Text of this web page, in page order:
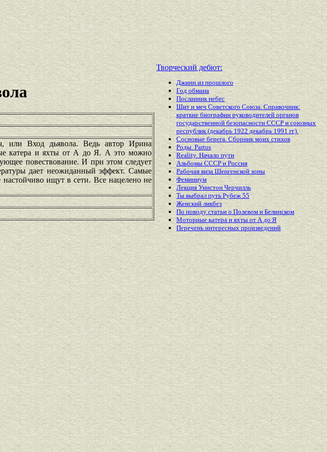
или Вход дьявола. Ведь автор Ирина
катера и яхты от А до Я. А это можно
повествование. И при этом следует
дает неожиданный эффект. Самые
настойчиво ищут в сети. Все нацелено не
Творческий дебют:
Джинн из прошлого
Год обмана
Посланник небес
Щит и меч Советского Союза. Справочник:
краткие биографии руководителей органов
государственной безопасности СССР и союзных
республик (декабрь 1922 декабрь 1991 гг.).
Сосновые берега. Сборник моих стихов
Роды. Partus
Reality. Начало пути
Альбомы СССР и Россия
Рабочая виза Шенгенской зоны
Феминиум
Лекция Уинстон Черчилль
Ты выбрал путь Рубеж 55
Женский ликбез
По поводу статьи о Полевом и Белинском
Моторные катера и яхты от А до Я
Переченьинтересныхпроизведений